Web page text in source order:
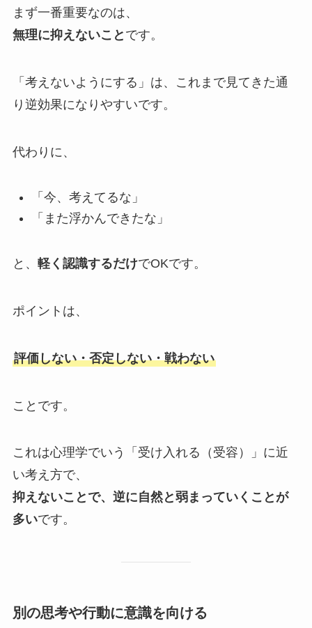
まず一番重要なのは、
無理に抑えないこと です。
「考えないようにする」は、これまで見てきた通
り逆効果になりやすいです。
代わりに、
「今、考えてるな」
「また浮かんできたな」
と、 軽く認識するだけでOKです。
ポイントは、
評価しない・否定しない・戦わない
ことです。
これは心理学でいう「受け入れる（受容）」に近
い考え方で、
抑えないことで、逆に自然と弱まっていくことが
多いです。
別の思考や行動に意識を向ける